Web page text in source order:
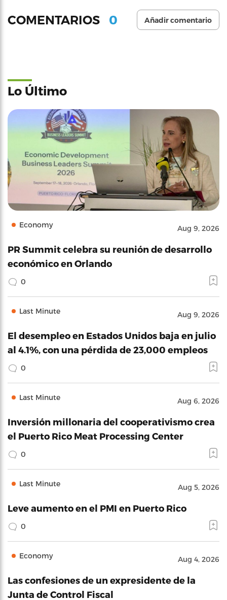
COMENTARIOS 0 Añadir comentario
Lo Último
Economy Aug 9, 2026
PR Summit celebra su reunión de desarrollo
económico en Orlando
0
Last Minute Aug 9, 2026
El desempleo en Estados Unidos baja en julio
al 4.1%, con una pérdida de 23,000 empleos
0
Last Minute Aug 6, 2026
Inversión millonaria del cooperativismo crea
el Puerto Rico Meat Processing Center
0
Last Minute Aug 5, 2026
Leve aumento en el PMI en Puerto Rico
0
Economy Aug 4, 2026
Las confesiones de un expresidente de la
Junta de Control Fiscal